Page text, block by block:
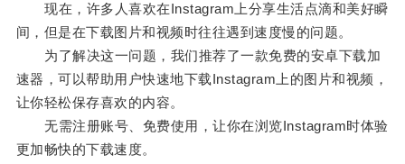
现在，许多人喜欢在Instagram上分享生活点滴和美好瞬
间，但是在下载图片和视频时往往遇到速度慢的问题。
为了解决这一问题，我们推荐了一款免费的安卓下载加
速器，可以帮助用户快速地下载Instagram上的图片和视频，
让你轻松保存喜欢的内容。
无需注册账号、免费使用，让你在浏览Instagram时体验
更加畅快的下载速度。